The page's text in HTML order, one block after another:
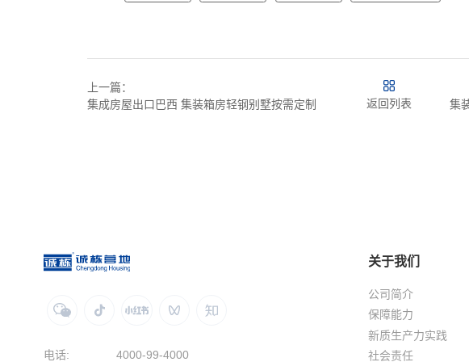
上一篇：
集成房屋出口巴西 集装箱房轻钢别墅按需定制
返回列表
电话: 4000-99-4000
关于我们
公司简介
保障能力
新质生产力实践
社会责任